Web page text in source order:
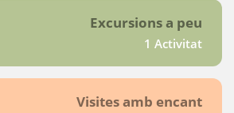
Excursions a peu
1 Activitat
Visites amb encant